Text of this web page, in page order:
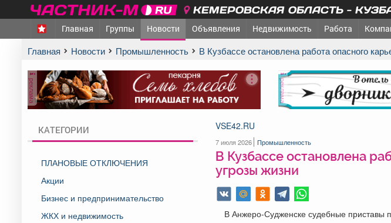
КЕМЕРОВСКАЯ ОБЛАСТЬ -
Главная Группы Новости Объявления Недвижимость Работа
Главная Новости Промышленность В Кузбассе остановлена работа опасного
реклама реклама
КАТЕГОРИИ
ПЛАНОВЫЕ ОТКЛЮЧЕНИЯ
Акции
Бизнес и предпринимательство
ЖКХ и недвижимость
VSE42.RU
7 июля 2026 Промышленность
В Кузбассе остановлена
угрозы жизни
В Анжеро-Судженске судебные приставы